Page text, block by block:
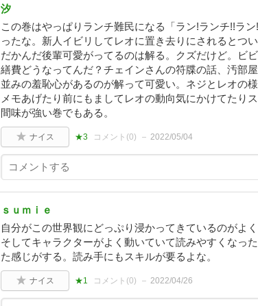
汐
この巻はやっぱりランチ難民になる「ラン!ランチ!!ラ
ったな。新人イビリしてレオに置き去りにされるとつ
だかんだ後輩可愛がってるのは解る。クズだけど。ビ
繕費どうなってんだ？チェインさんの符牒の話、汚部
並みの羞恥心があるのが解って可愛い。ネジとレオの
メモあげたり前にもましてレオの動向気にかけてたり
間味が強い巻でもある。
ナイス ★3 コメント(0) 2022/05/04
ｓｕｍｉｅ
自分がこの世界観にどっぷり浸かってきているのがよ
そしてキャラクターがよく動いていて読みやすくなっ
た感じがする。読み手にもスキルが要るよな。
ナイス ★1 コメント(0) 2022/04/26